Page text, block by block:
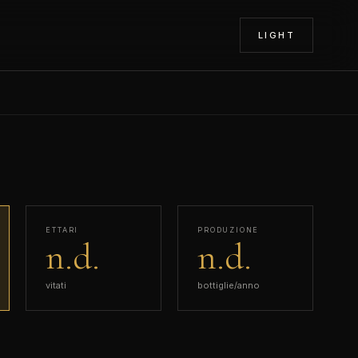
LIGHT
ETTARI
n.d.
vitati
PRODUZIONE
n.d.
bottiglie/anno